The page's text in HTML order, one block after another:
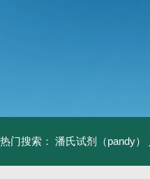
热门搜索： 潘氏试剂（pandy）